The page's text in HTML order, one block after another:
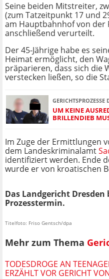
Seine beiden Mitstreiter,
(zum Tatzeitpunkt 17 und
am Hauptbahnhof von der
anschließend verurteilt.
Der 45-Jährige habe es
Heimat ermöglicht, den
präparieren, dass sich die
verstecken ließen, so die
GERICHTSPROZESSE
UM KEINE
BRILLENDIEB
Im Zuge der Ermittlungen
dem Landeskriminalamt
identifiziert werden. Ende
wurde er von kroatischen
Das Landgericht
Prozesstermin.
Titelfoto: Friso Gentsch/dpa
Mehr zum Thema
TODESDROGE AN
ERZÄHLT VOR GERICHT